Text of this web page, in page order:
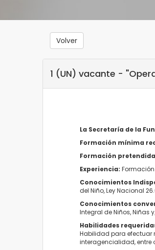
Volver
1 (UN) vacante -
La Secretaría de la
Formación mínima
Formación
Experiencia:
Conocimientos
del Niño, Ley Nacional
Conocimientos
Integral de Niños, Niñas
Habilidades
Habilidad para efectuar
interagencialidad, entre